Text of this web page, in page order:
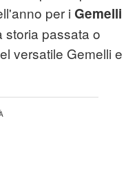
per i Gemelli
storia passata o
versatile Gemelli e